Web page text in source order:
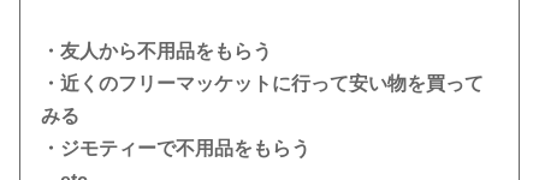
・友人から不用品をもらう
・近くのフリーマッケットに行って安い物を買って
みる
・ジモティーで不用品をもらう